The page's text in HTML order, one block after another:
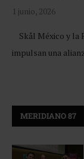
1 junio, 2026
Skål México y la
impulsan una
MERIDIANO 87